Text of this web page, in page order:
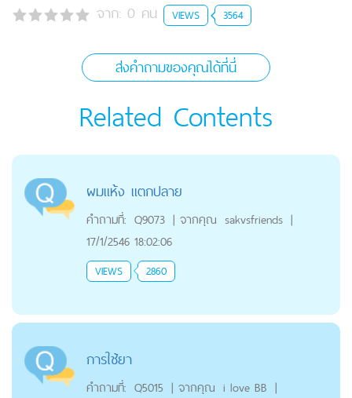
จาก: 0 คน VIEWS 3564
ส่งคำถามของคุณได้ที่นี่
Related Contents
ผมแห้ง แตกปลาย
คำถามที่: Q9073 | จากคุณ sakvsfriends |
17/1/2546 18:02:06
VIEWS 2860
การใช้ยา
คำถามที่: Q5015 | จากคุณ i love BB |